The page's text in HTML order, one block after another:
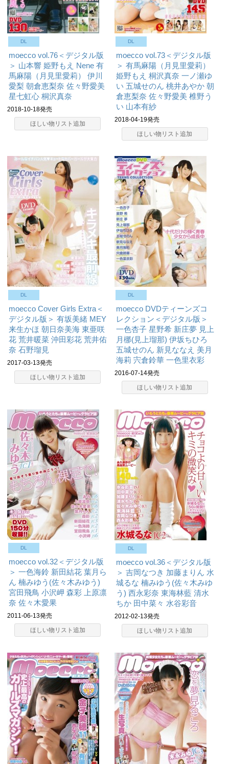
DL
moecco vol.76＜デジタル版
＞ 山本響 姫野もえ Nene 有
馬麻陽（月見里愛莉）
伊川
愛梨 朝倉恵梨奈 佐々野愛美
星七虹心 桐沢真奈
2018-10-18発売
ほしい物リスト追加
DL
moecco vol.73＜デジタル版
＞ 有馬麻陽（月見里愛莉）
姫野もえ 桐沢真奈 一ノ瀬ゆ
い 五城せのん 桃井あやか 朝
倉恵梨奈 佐々野愛美 椎野う
い 山本有紗
2018-04-19発売
ほしい物リスト追加
DL
moecco Cover Girls Extra＜
デジタル版＞ 有坂美緒 MEY
来生かほ 朝日奈美海 東亜咲
花 荒井暖菜 沖田彩花 荒井佑
奈 石野瑠見
2017-03-13発売
ほしい物リスト追加
DL
moecco DVDティーンズコ
レクション＜デジタル版＞
一色杏子 星野希 新庄夢 見上
月梛(見上瑠那) 伊坂ちひろ
五城せのん 新見ななえ 美月
海莉 宍倉鈴華 一色里衣彩
2016-07-14発売
ほしい物リスト追加
DL
moecco vol.32＜デジタル版
＞ 一色海鈴 新田結花 葉月ら
ん 楠みゆう(佐々木みゆう)
宮田飛鳥 小沢岬 森彩
上原凛
奈 佐々木愛果
2011-06-13発売
ほしい物リスト追加
DL
moecco vol.36＜デジタル版
＞ 吉岡なつき 加藤まりん 水
城るな 楠みゆう(佐々木みゆ
う) 西永彩奈 東海林藍 清水
ちか 田中菜々 水谷彩音
2012-02-13発売
ほしい物リスト追加